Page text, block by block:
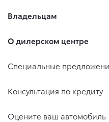
Владельцам
О дилерском центре
Специальные
Консультация по кредиту
Оцените ваш автомобиль